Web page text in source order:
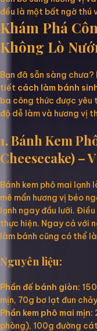
đều là một bất ngờ thú
Khám Phá
Không Lò
Bạn đã sẵn sàng chưa?
tiết cách làm bánh
ba công thức được yêu
độ dễ làm và hương vị
1. Bánh Kem
Cheesecake) –
Bánh kem phô mai lạnh
mê mẩn hương vị béo
lạnh ngay đầu lưỡi.
thực hiện. Ngay cả với
làm bánh cũng có thể
Nguyên liệu:
Phần đế bánh giòn:
mịn, 70g bơ lạt đun
Phần kem phô mai mịn:
phòng), 100g đường